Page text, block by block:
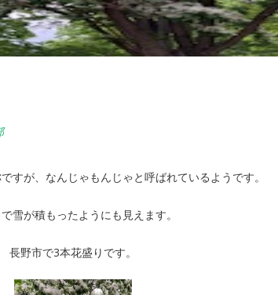
すが、なんじゃもんじゃと呼ばれているようです。
雪が積もったようにも見えます。
長野市で3本花盛りです。